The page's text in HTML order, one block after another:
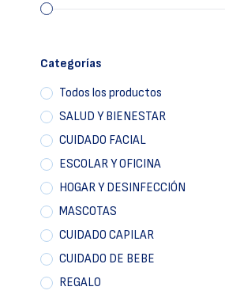
Categorías
Todos los productos
SALUD Y BIENESTAR
CUIDADO FACIAL
ESCOLAR Y OFICINA
HOGAR Y DESINFECCIÓN
MASCOTAS
CUIDADO CAPILAR
CUIDADO DE BEBE
REGALO